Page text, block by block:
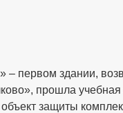
– первом здании,
прошла учебная
защиты